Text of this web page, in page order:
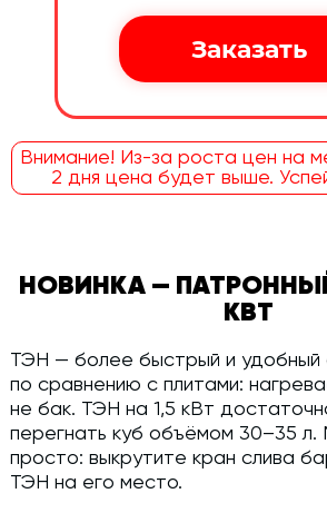
Внимание! Из-за роста цен на
2 дня цена будет выше.
НОВИНКА —
КВТ
ТЭН — более быстрый и удобный
по сравнению с плитами:
не бак. ТЭН на 1,5 кВт
перегнать куб объёмом 30–35 л.
просто: выкрутите кран слива
ТЭН на его место.